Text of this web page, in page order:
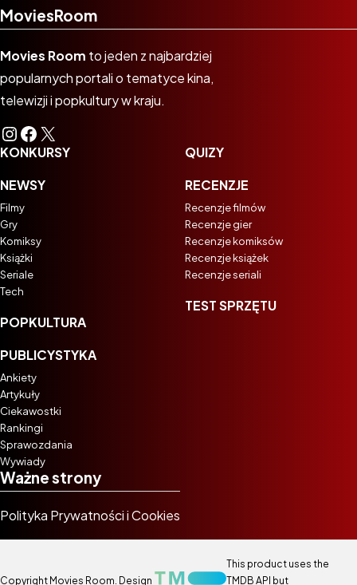
MoviesRoom
Movies Room to jeden z najbardziej
popularnych portali o tematyce kina,
telewizji i popkultury w kraju.
Instagram
Facebook
X
KONKURSY
NEWSY
Filmy
Gry
Komiksy
Książki
Seriale
Tech
POPKULTURA
PUBLICYSTYKA
Ankiety
Artykuły
Ciekawostki
Rankingi
Sprawozdania
Wywiady
QUIZY
RECENZJE
Recenzje filmów
Recenzje gier
Recenzje komiksów
Recenzje książek
Recenzje seriali
TEST SPRZĘTU
Ważne strony
Polityka Prywatności i Cookies
Copyright Movies Room. Design
This product uses the
TMDB API but